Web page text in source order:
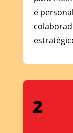
e
2